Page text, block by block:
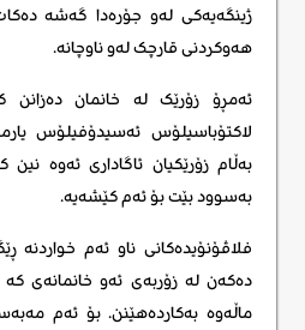
ژینگەیەکی لەو جۆرەدا گەشە
هەوکردنی قارچک لەو ناوچانە.
ئەمڕۆ زۆرێک لە خانمان دەزانن
لاکتۆباسیلۆس ئەسیدۆفیلۆس
بەڵام زۆرێکیان ئاگاداری ئەوە
بەسوود بێت بۆ ئەم کێشەیە.
فلاڤۆنۆیدەکانی ناو ئەم خواردنە
دەکەن لە زۆربەی ئەو خانمانەی
ماڵەوە بەکاردەهێنن. بۆ ئەم